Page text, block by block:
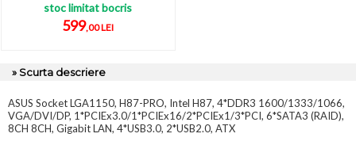
stoc limitat bocris
599,00 LEI
» Scurta descriere
ASUS Socket LGA1150, H87-PRO, Intel H87, 4*DDR3 1600/1333/1066,
VGA/DVI/DP, 1*PCIEx3.0/1*PCIEx16/2*PCIEx1/3*PCI, 6*SATA3 (RAID),
8CH 8CH, Gigabit LAN, 4*USB3.0, 2*USB2.0, ATX